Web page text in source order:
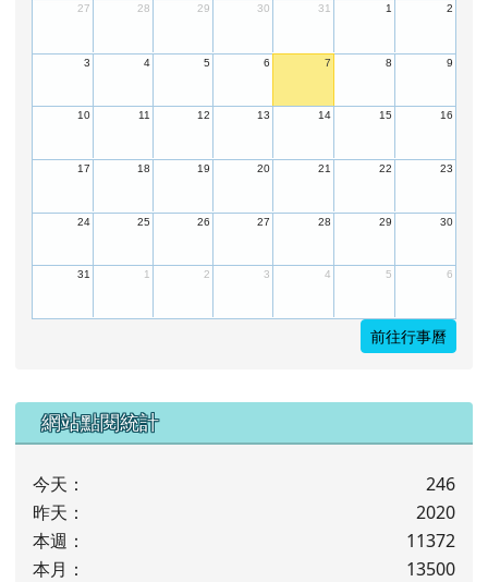
27 28 29 30 31 1 2
3 4 5 6 7 8 9
10 11 12 13 14 15 16
17 18 19 20 21 22 23
24 25 26 27 28 29 30
31 1 2 3 4 5 6
前往行事曆
下中左區域內容
網站點閱統計
今天：
246
昨天：
2020
本週：
11372
本月：
13500